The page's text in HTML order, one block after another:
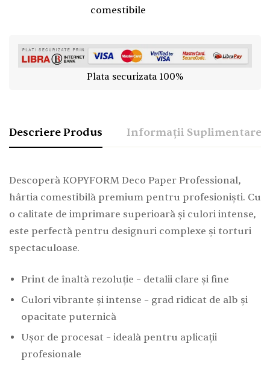
comestibile
Plata securizata 100%
Descriere Produs Informații Suplimentare
Descoperă KOPYFORM Deco Paper Professional,
hârtia comestibilă premium pentru profesioniști. Cu
o calitate de imprimare superioară și culori intense,
este perfectă pentru designuri complexe și torturi
spectaculoase.
Print de înaltă rezoluție – detalii clare și fine
Culori vibrante și intense – grad ridicat de alb și
opacitate puternică
Ușor de procesat – ideală pentru aplicații
profesionale